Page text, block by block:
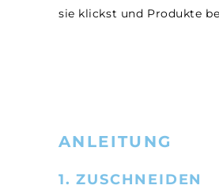
sie klickst und Produkte
ANLEITUNG
1. ZUSCHNEIDEN